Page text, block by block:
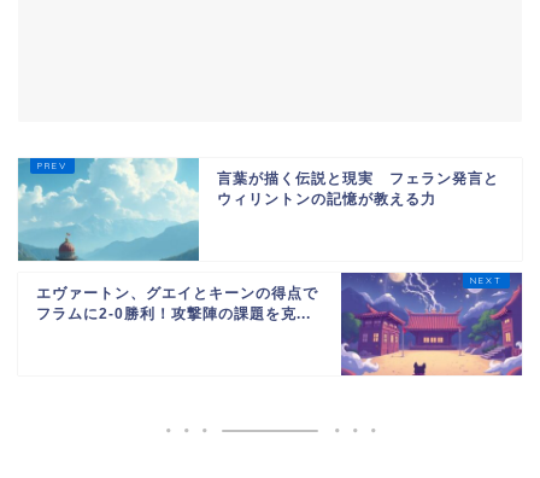
言葉が描く伝説と現実 フェラン発言と
ウィリントンの記憶が教える力
エヴァートン、グエイとキーンの得点で
フラムに2-0勝利！攻撃陣の課題を克...